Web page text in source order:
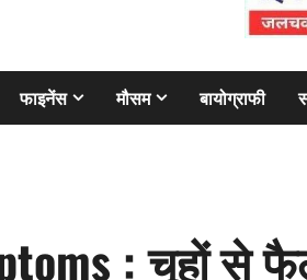
फाइनेंस मौसम बायोग्राफी
: चूहों से